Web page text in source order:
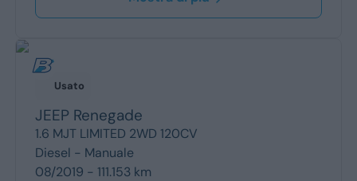
Usato
JEEP Renegade
1.6 MJT LIMITED 2WD 120CV
Diesel - Manuale
08/2019 - 111.153 km